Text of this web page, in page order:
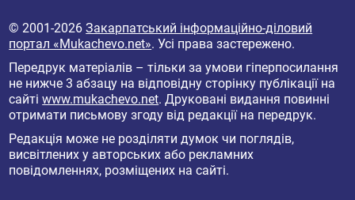
© 2001-2026Закарпатський інформаційно-діловий
портал «Mukachevo.net». Усі права застережено.
Передрук матеріалів – тільки за умови гіперпосилання
не нижче 3 абзацу на відповідну сторінку публікації на
сайтіwww.mukachevo.net. Друковані видання повинні
отримати письмову згоду від редакції на передрук.
Редакція може не розділяти думок чи поглядів,
висвітлених у авторських або рекламних
повідомленнях, розміщених на сайті.